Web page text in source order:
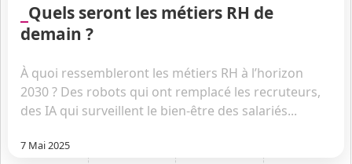
Quels seront les métiers RH de
demain ?
À quoi ressembleront les métiers RH à l’horizon
2030 ? Des robots qui ont remplacé les recruteurs,
des IA qui surveillent le bien-être des salariés...
7 Mai 2025